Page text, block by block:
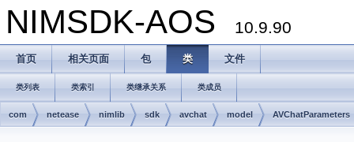
NIMSDK-AOS 10.9.90
首页 相关页面 包 类 文件
类列表 类索引 类继承关系 类成员
com netease nimlib sdk avchat model AVChatParameters